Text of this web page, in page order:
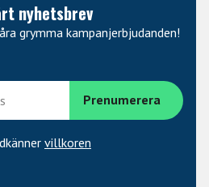
nyhetsbrev
grymma kampanjerbjudanden!
villkoren